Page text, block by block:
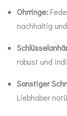
Ohrringe:
nachhaltig
robust und
Sonstiger
Liebhaber